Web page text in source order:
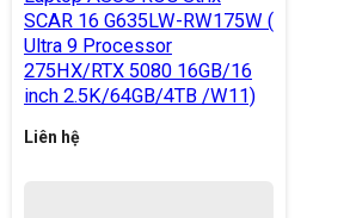
SCAR 16 G635LW-RW175W (
Ultra 9 Processor
275HX/RTX 5080 16GB/16
inch 2.5K/64GB/4TB /W11)
Liên hệ